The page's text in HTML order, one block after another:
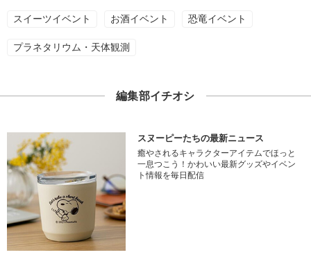
スイーツイベント お酒イベント 恐竜イベント
プラネタリウム・天体観測
編集部イチオシ
スヌーピーたちの最新ニュース
癒やされるキャラクターアイテムでほっと
一息つこう！かわいい最新グッズやイベン
ト情報を毎日配信